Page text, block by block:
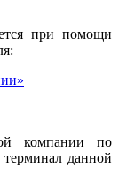
при помощи
компании по
данной